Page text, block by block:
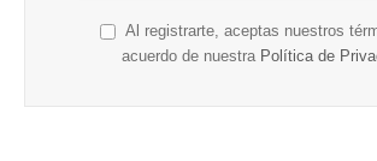
Al registrarte, aceptas nuestros
acuerdo de nuestra Política de